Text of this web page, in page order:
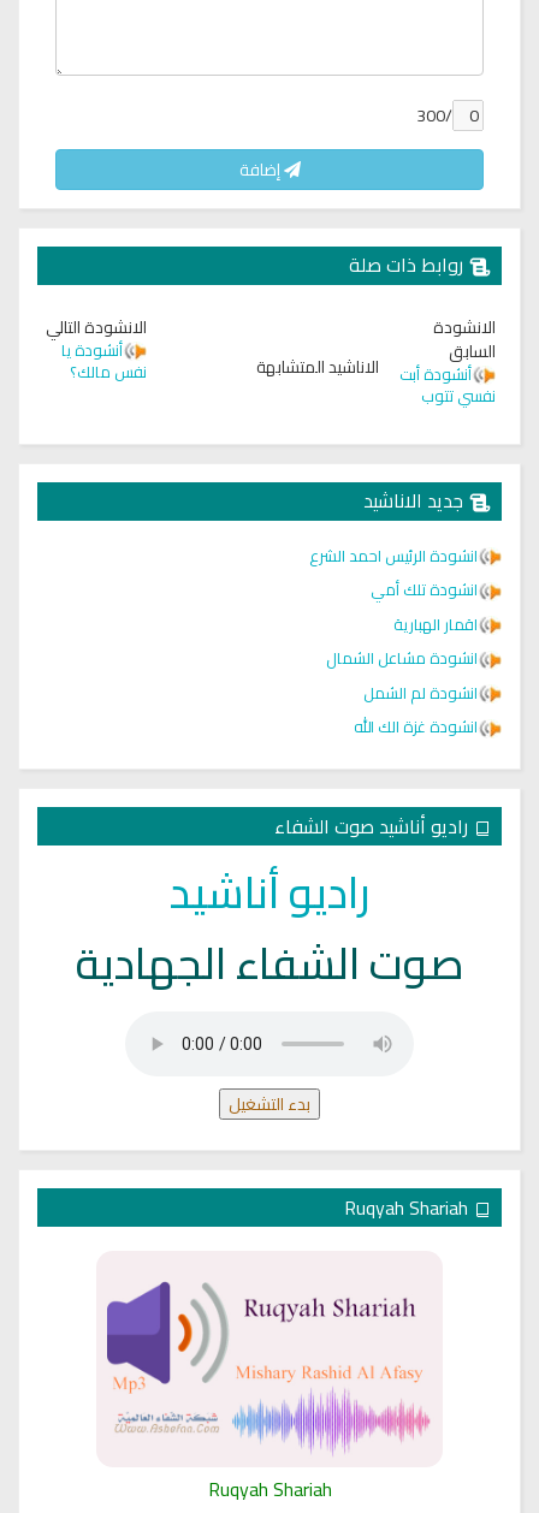
/300
إضافة
روابط ذات صلة
الانشودة
السابق
أنشودة أبت
نفسي تتوب
الاناشيد المتشابهة
الانشودة التالي
أنشودة يا
نفس مالك؟
جديد الاناشيد
انشودة الرئيس احمد الشرع
انشودة تلك أمي
اقمار الهبارية
انشودة مشاعل الشمال
انشودة لم الشمل
انشودة غزة الك الله
راديو أناشيد صوت الشفاء
راديو أناشيد
صوت الشفاء الجهادية
بدء التشغيل
Ruqyah Shariah